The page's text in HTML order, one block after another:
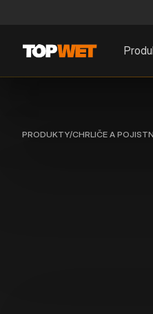
PRODUKTY/CHRLIČE A